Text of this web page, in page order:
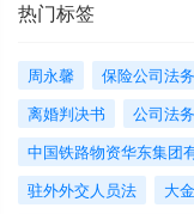
热门标签
周永馨 保险公司法
离婚判决书
公司法
中国铁路物资华东集团
驻外外交人员法
大